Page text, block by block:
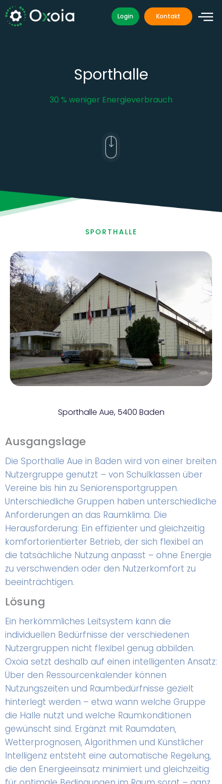
Zum
Inhalt
springen
Login Kontakt
Sporthalle
30 % weniger Energieverbrauch
SPORTHALLE
Sporthalle Aue, 5400 Baden
Ausgangslage
Die Sporthalle Aue in Baden wird von einer breiten
Nutzergruppe genutzt – von Schulklassen über
Vereine bis hin zu Seniorensportgruppen.
Unterschiedliche Gruppen haben unterschiedliche
Anforderungen an das Raumklima. Die
Herausforderung: Ein effizienter und gleichzeitig
komfortorientierter Betrieb, der sich flexibel an
die tatsächliche Nutzung anpasst – ohne Energie
zu verschwenden oder den Nutzerkomfort zu
beeinträchtigen.
Lösung
Ein herkömmliches Leitsystem kann die
individuellen Bedürfnisse der verschiedenen
Nutzergruppen nicht flexibel genug abbilden.
Oxoia setzt deshalb auf einen intelligenten Ansatz:
Über den Ressourcenkalender können
Nutzungszeiten und Raumbedürfnisse gezielt
hinterlegt werden – etwa wann welche Gruppe
die Halle nutzt und welche Raumkonditionen
gewünscht sind. Ergänzt mit Raumdaten,
Wetterprognosen, Algorithmen und Künstlicher
Intelligenz entsteht eine automatische Regelung,
die den Energieeinsatz minimiert und gleichzeitig